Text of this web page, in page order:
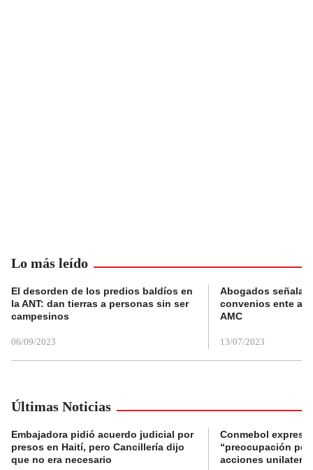
Lo más leído
El desorden de los predios baldíos en
la ANT: dan tierras a personas sin ser
campesinos
06/09/2023
Abogados
convenios ente
AMC
13/07/2023
Últimas Noticias
Embajadora pidió acuerdo judicial por
presos en Haití, pero Cancillería dijo
que no era necesario
Conmebol expresó
“preocupación
acciones